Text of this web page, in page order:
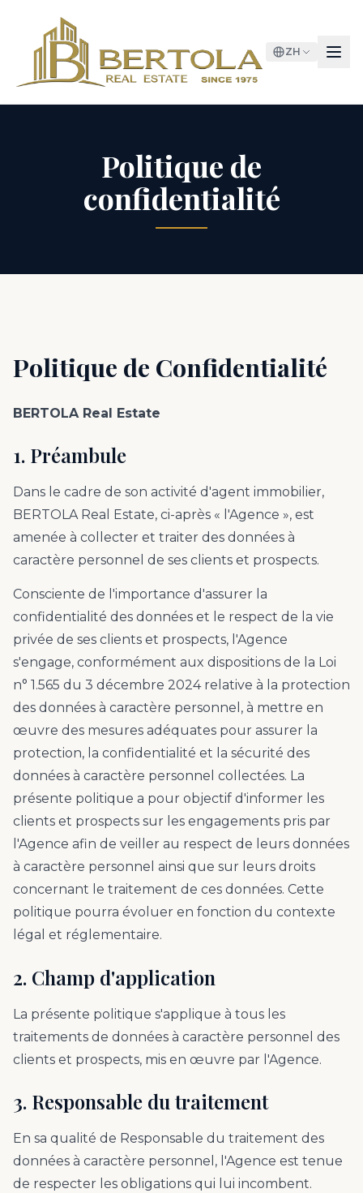
ZH
Politique de
confidentialité
Politique de Confidentialité
BERTOLA Real Estate
1. Préambule
Dans le cadre de son activité d'agent immobilier,
BERTOLA Real Estate, ci-après « l'Agence », est
amenée à collecter et traiter des données à
caractère personnel de ses clients et prospects.
Consciente de l'importance d'assurer la
confidentialité des données et le respect de la vie
privée de ses clients et prospects, l'Agence
s'engage, conformément aux dispositions de la Loi
n° 1.565 du 3 décembre 2024 relative à la protection
des données à caractère personnel, à mettre en
œuvre des mesures adéquates pour assurer la
protection, la confidentialité et la sécurité des
données à caractère personnel collectées. La
présente politique a pour objectif d'informer les
clients et prospects sur les engagements pris par
l'Agence afin de veiller au respect de leurs données
à caractère personnel ainsi que sur leurs droits
concernant le traitement de ces données. Cette
politique pourra évoluer en fonction du contexte
légal et réglementaire.
2. Champ d'application
La présente politique s'applique à tous les
traitements de données à caractère personnel des
clients et prospects, mis en œuvre par l'Agence.
3. Responsable du traitement
En sa qualité de Responsable du traitement des
données à caractère personnel, l'Agence est tenue
de respecter les obligations qui lui incombent.